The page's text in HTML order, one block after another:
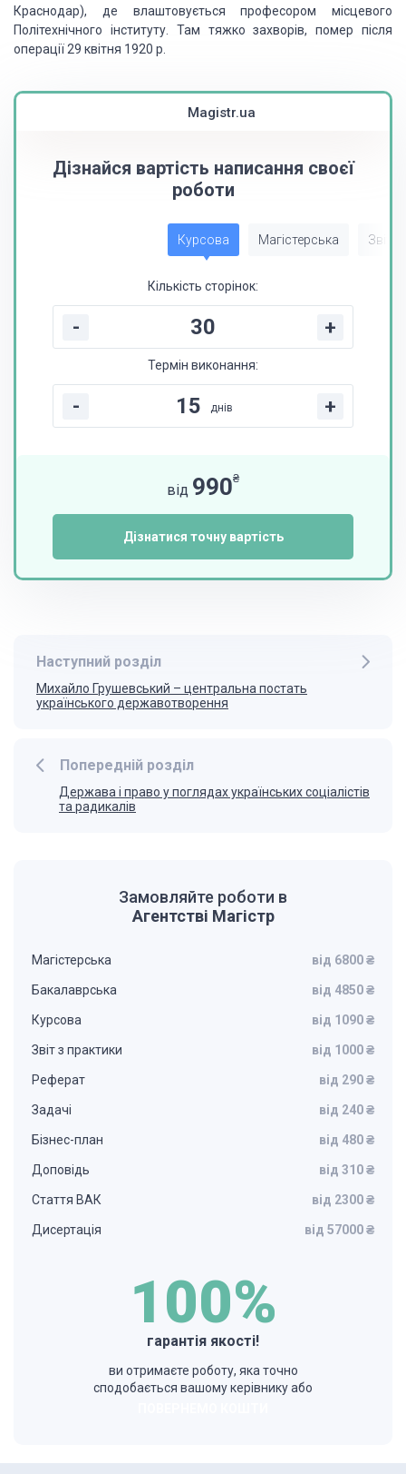
Краснодар), де влаштовується професором місцевого
Політехнічного інституту. Там тяжко захворів, помер після
операції 29 квітня 1920 р.
Magistr.ua
Дізнайся вартість написання своєї
роботи
Курсова Магістерська Звіт
Кількість сторінок:
- +
Термін виконання:
- днів +
від 990₴
Дізнатися точну вартість
Попередній розділ
Держава і право у поглядах українських соціалістів
та радикалів
Наступний розділ
Михайло Грушевський – центральна постать
українського державотворення
Замовляйте роботи в
Агентстві Магістр
Магістерська від 6800 ₴
Бакалаврська від 4850 ₴
Курсова від 1090 ₴
Звіт з практики від 1000 ₴
Реферат від 290 ₴
Задачі від 240 ₴
Бізнес-план від 480 ₴
Доповідь від 310 ₴
Стаття ВАК від 2300 ₴
Дисертація від 57000 ₴
100%
гарантія якості!
ви отримаєте роботу, яка точно
сподобається вашому керівнику або